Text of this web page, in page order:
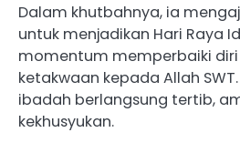
Dalam khutbahnya, ia
untuk menjadikan Hari Raya
momentum memperbaiki
ketakwaan kepada Allah
ibadah berlangsung tertib,
kekhusyukan.